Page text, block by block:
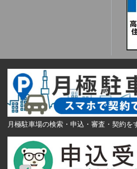
月極駐車場の検索・申込・審査・契約を